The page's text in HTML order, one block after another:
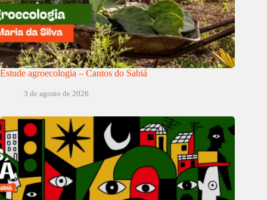
Estude agroecologia – Cantos do Sabiá
3 de agosto de 2026